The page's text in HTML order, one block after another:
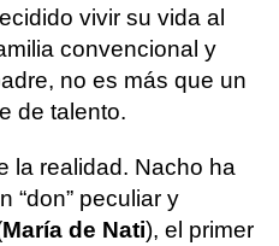
vivir su vida al
convencional y
no es más que un
de talento.
la realidad. Nacho ha
“don” peculiar y
María de Nati), el primer